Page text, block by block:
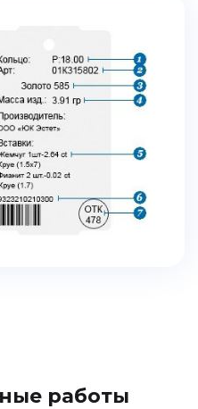
работы